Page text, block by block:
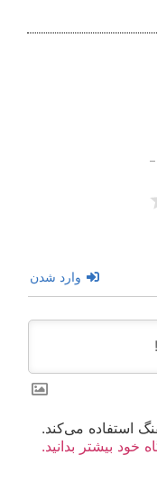
وارد شدن
استفاده می‌کند.
بیشتر بدانید.